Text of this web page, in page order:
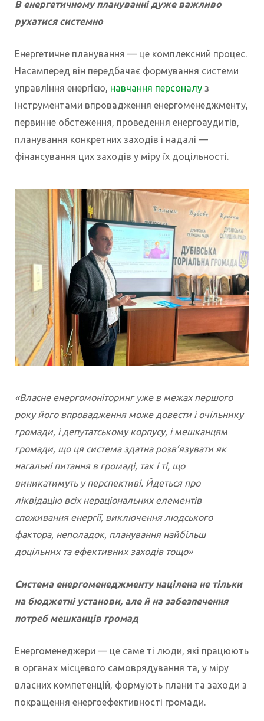
В енергетичному плануванні дуже важливо
рухатися системно
Енергетичне планування — це комплексний процес.
Насамперед він передбачає формування системи
управління енергією, навчання персоналу з
інструментами впровадження енергоменеджменту,
первинне обстеження, проведення енергоаудитів,
планування конкретних заходів і надалі —
фінансування цих заходів у міру їх доцільності.
«Власне енергомоніторинг уже в межах першого
року його впровадження може довести і очільнику
громади, і депутатському корпусу, і мешканцям
громади, що ця система здатна розв’язувати як
нагальні питання в громаді, так і ті, що
виникатимуть у перспективі. Йдеться про
ліквідацію всіх нераціональних елементів
споживання енергії, виключення людського
фактора, неполадок, планування найбільш
доцільних та ефективних заходів тощо»
Система енергоменеджменту націлена не тільки
на бюджетні установи, але й на забезпечення
потреб мешканців громад
Енергоменеджери — це саме ті люди, які працюють
в органах місцевого самоврядування та, у міру
власних компетенцій, формують плани та заходи з
покращення енергоефективності громади.